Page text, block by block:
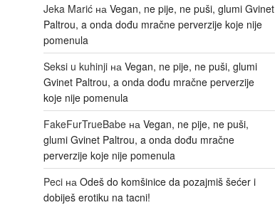
Jeka Marićна Vegan, ne pije, ne puši, glumi Gvinet
Paltrou, a onda dođu mračne perverzije koje nije
pomenula
Seksi u kuhinjiна Vegan, ne pije, ne puši, glumi
Gvinet Paltrou, a onda dođu mračne perverzije
koje nije pomenula
FakeFurTrueBabeна Vegan, ne pije, ne puši,
glumi Gvinet Paltrou, a onda dođu mračne
perverzije koje nije pomenula
Peciна Odeš do komšinice da pozajmiš šećer i
dobiješ erotiku na tacni!